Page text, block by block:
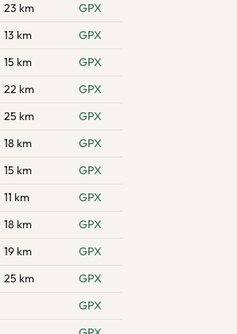
23 km
GPX
13 km
GPX
15 km
GPX
22 km
GPX
25 km
GPX
18 km
GPX
15 km
GPX
11 km
GPX
18 km
GPX
19 km
GPX
25 km
GPX
GPX